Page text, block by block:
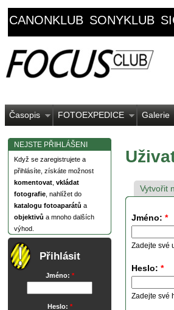
CANONKLUB SONYKLUB
Časopis FOTOEXPEDICE Galerie
NEJSTE PŘIHLÁŠENI
Když se zaregistrujete a
přihlásíte, získáte možnost
komentovat vkládat
fotografie , nahlížet do
katalogu fotoaparátů a
objektivů a mnoho dalších
výhod.
Přihlásit
Jméno: *
Heslo: *
Vytvořit
Jméno: *
Zadejte své
Heslo: *
Zadejte své